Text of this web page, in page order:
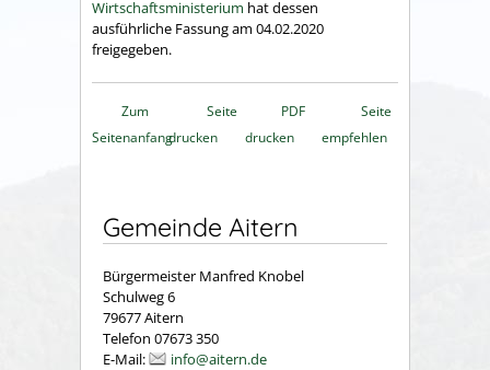
Wirtschaftsministerium hat dessen
ausführliche Fassung am 04.02.2020
freigegeben.
Zum
Seitenanfang
Seite
drucken
PDF
drucken
Seite
empfehlen
Gemeinde Aitern
Bürgermeister Manfred Knobel
Schulweg 6
79677 Aitern
Telefon 07673 350
E-Mail:
info@aitern.de